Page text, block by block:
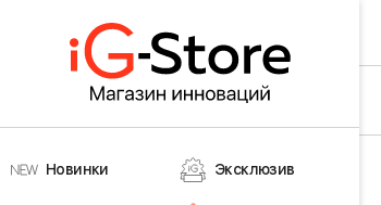
Новинки Эксклюзив